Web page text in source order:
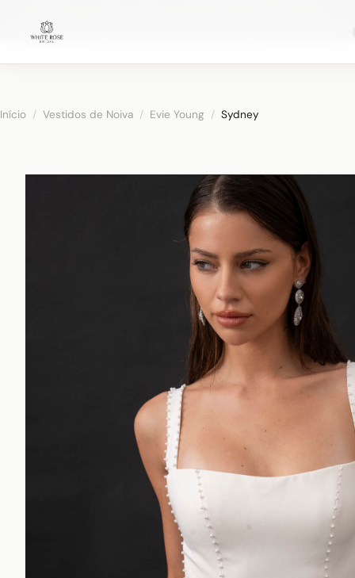
Início / Vestidos de Noiva / Evie Young / Sydney